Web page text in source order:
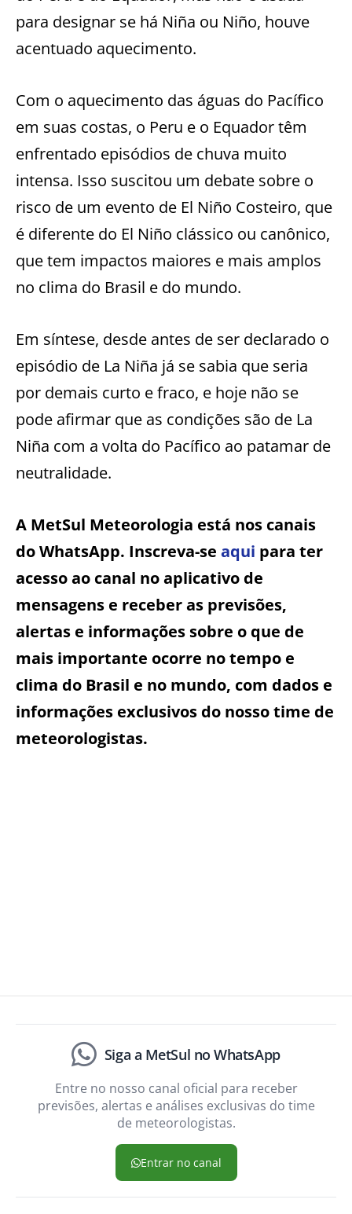
para designar se há Niña ou Niño, houve
acentuado aquecimento.
Com o aquecimento das águas do Pacífico
em suas costas, o Peru e o Equador têm
enfrentado episódios de chuva muito
intensa. Isso suscitou um debate sobre o
risco de um evento de El Niño Costeiro, que
é diferente do El Niño clássico ou canônico,
que tem impactos maiores e mais amplos
no clima do Brasil e do mundo.
Em síntese, desde antes de ser declarado o
episódio de La Niña já se sabia que seria
por demais curto e fraco, e hoje não se
pode afirmar que as condições são de La
Niña com a volta do Pacífico ao patamar de
neutralidade.
A MetSul Meteorologia está nos canais
do WhatsApp. Inscreva-se aqui para ter
acesso ao canal no aplicativo de
mensagens e receber as previsões,
alertas e informações sobre o que de
mais importante ocorre no tempo e
clima do Brasil e no mundo, com dados e
informações exclusivos do nosso time de
meteorologistas.
Siga a MetSul no WhatsApp
Entre no nosso canal oficial para receber
previsões, alertas e análises exclusivas do time
de meteorologistas.
Entrar no canal